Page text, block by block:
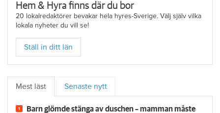
Hem & Hyra finns där du bor
20 lokalredaktörer bevakar hela hyres-Sverige. Välj själv vilka
lokala nyheter du vill se!
Ställ in ditt län
Mest läst Senaste nytt
Barn glömde stänga av duschen – mamman måste